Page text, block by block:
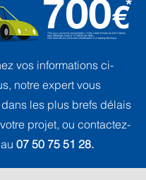
vos informations ci-
notre expert vous
les plus brefs délais
projet, ou contactez-
07 50 75 51 28.